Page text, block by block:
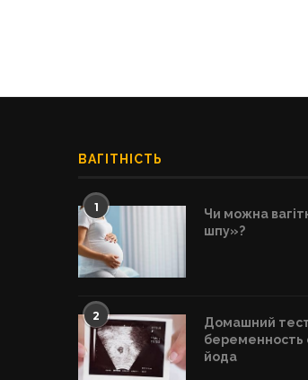
ВАГІТНІСТЬ
1
Чи можна
шпу»?
2
Домашний
йода